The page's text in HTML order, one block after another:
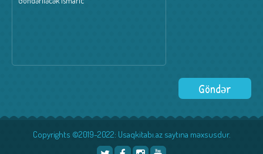
Copyrights ©2019-2022: Usaqkitabı.az saytına məxsusdur.